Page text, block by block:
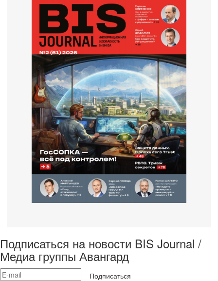
Подписаться на новости BIS Journal /
Медиа группы Авангард
Подписаться